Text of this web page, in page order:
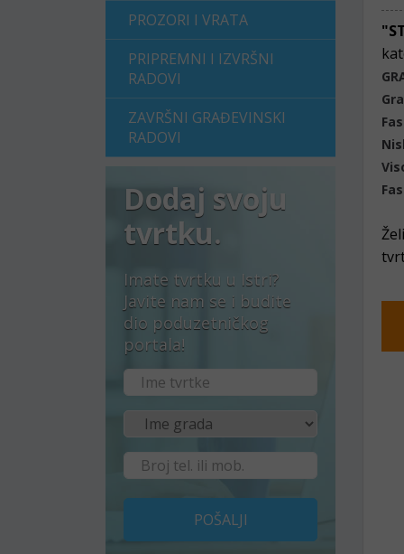
PROZORI I VRATA
PRIPREMNI I IZVRŠNI
RADOVI
ZAVRŠNI GRAĐEVINSKI
RADOVI
Dodaj svoju
tvrtku.
Imate tvrtku u Istri?
Javite nam se i budite
dio poduzetničkog
portala!
POŠALJI